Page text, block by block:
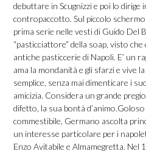
debuttare in Scugnizzi e poi lo dirige
contropaccotto. Sul piccolo schermo
prima serie nelle vesti di Guido Del
“pasticciattore” della soap, visto
antiche pasticcerie di Napoli. E’ un
ama la mondanità e gli sfarzi e vive
semplice, senza mai dimenticare i
amicizia. Considera un grande
difetto, la sua bontà
commestibile, Germano ascolta
un interesse particolare per i
Enzo Avitabile e Almamegretta. Nel